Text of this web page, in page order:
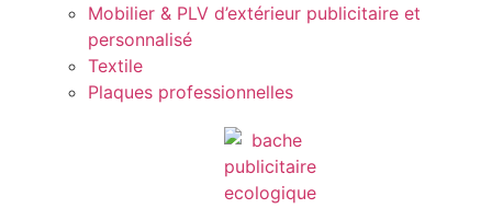
Mobilier & PLV d’extérieur publicitaire et
personnalisé
Textile
Plaques professionnelles